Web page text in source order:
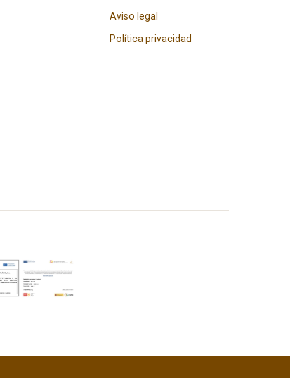
Aviso legal
Política privacidad